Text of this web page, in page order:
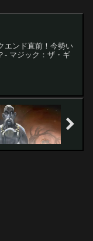
エンド直前！今勢い
- マジック：ザ・ギ